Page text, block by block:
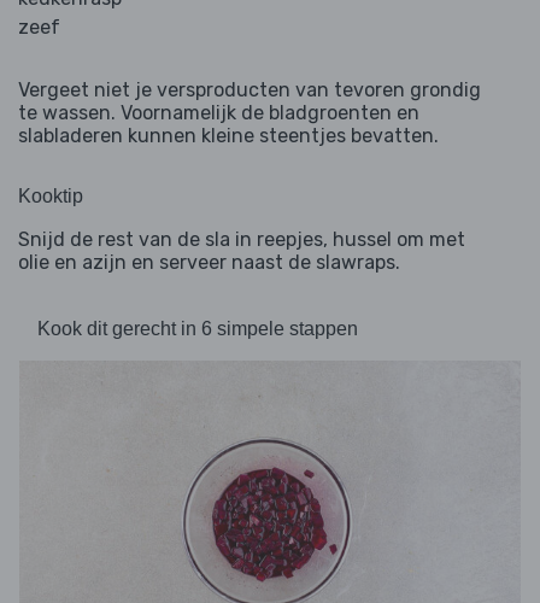
zeef
Vergeet niet je versproducten van tevoren grondig
te wassen. Voornamelijk de bladgroenten en
slabladeren kunnen kleine steentjes bevatten.
Kooktip
Snijd de rest van de sla in reepjes, hussel om met
olie en azijn en serveer naast de slawraps.
Kook dit gerecht in 6 simpele stappen